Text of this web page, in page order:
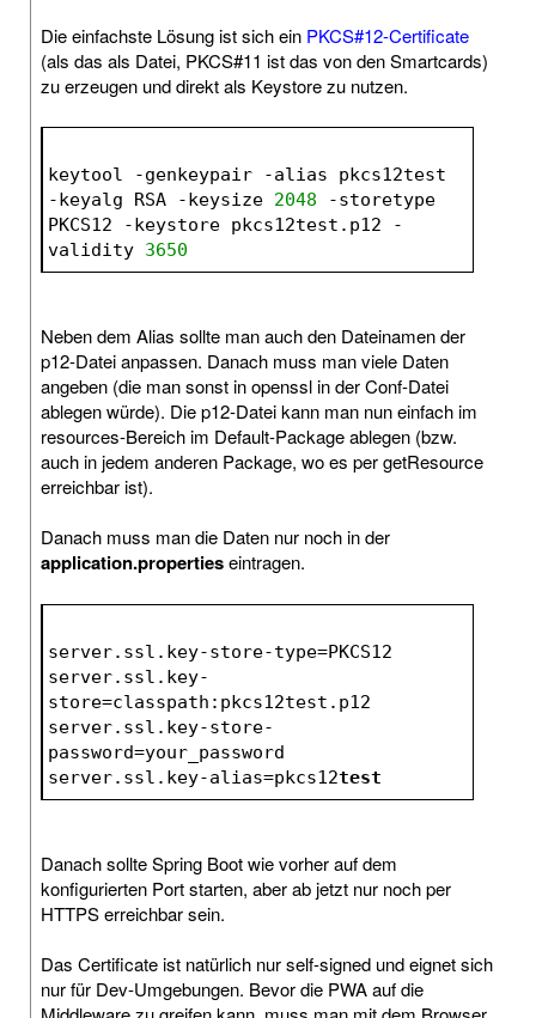
Die einfachste Lösung ist sich ein PKCS#12-Certificate
(als das als Datei, PKCS#11 ist das von den Smartcards)
zu erzeugen und direkt als Keystore zu nutzen.
keytool -genkeypair -alias pkcs12test
-keyalg RSA -keysize 2048 -storetype
PKCS12 -keystore pkcs12test.p12 -
validity 3650
Neben dem Alias sollte man auch den Dateinamen der
p12-Datei anpassen. Danach muss man viele Daten
angeben (die man sonst in openssl in der Conf-Datei
ablegen würde). Die p12-Datei kann man nun einfach im
resources-Bereich im Default-Package ablegen (bzw.
auch in jedem anderen Package, wo es per getResource
erreichbar ist).
Danach muss man die Daten nur noch in der
application.propertieseintragen.
server.ssl.key-store-type=PKCS12
server.ssl.key-
store=classpath:pkcs12test.p12
server.ssl.key-store-
password=your_password
server.ssl.key-alias=pkcs12test
Danach sollte Spring Boot wie vorher auf dem
konfigurierten Port starten, aber ab jetzt nur noch per
HTTPS erreichbar sein.
Das Certificate ist natürlich nur self-signed und eignet sich
nur für Dev-Umgebungen. Bevor die PWA auf die